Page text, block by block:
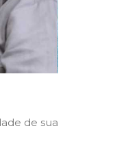
de sua